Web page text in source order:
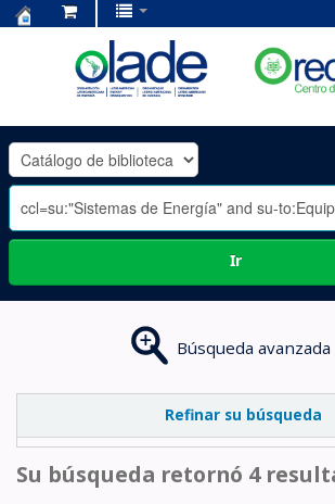
OLADE
-
Ir
Búsqueda avanzada
Refinar su búsqueda
Su búsqueda retornó 4